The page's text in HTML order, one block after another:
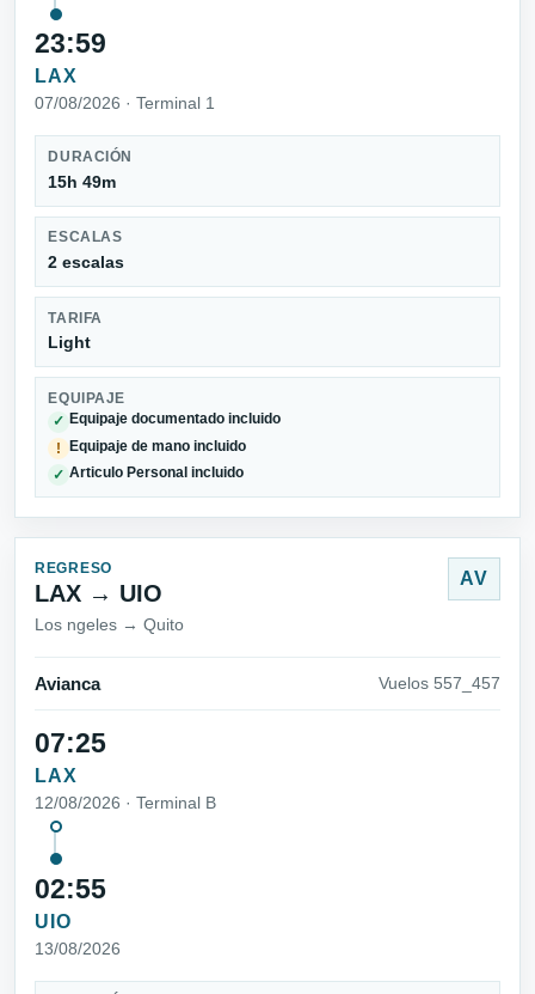
23:59
LAX
07/08/2026 · Terminal 1
DURACIÓN
15h 49m
ESCALAS
2 escalas
TARIFA
Light
EQUIPAJE
✓ Equipaje documentado incluido
! Equipaje de mano incluido
✓ Articulo Personal incluido
REGRESO
LAX → UIO
Los ngeles → Quito
AV
Avianca Vuelos 557_457
07:25
LAX
12/08/2026 · Terminal B
02:55
UIO
13/08/2026